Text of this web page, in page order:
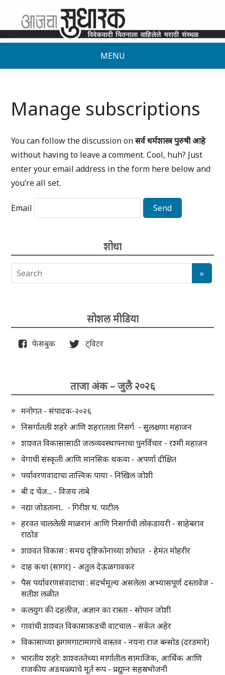
MENU
Manage subscriptions
You can follow the discussion onसर्व धर्मशास्त्र पुरुषी आहे
without having to leave a comment. Cool, huh? Just
enter your email address in the form here below and
you’re all set.
Email
शोधा
सोशल मीडिया
फेसबुक ट्विटर
ताजा अंक – जुलै २०२६
मनोगत - संपादक-२०२६
निसर्गातली शहरे आणि शहरातला निसर्ग - सुलक्षणा महाजन
शाश्वत विकासासाठी जलव्यवस्थापनाचा पुनर्विचार - रश्मी महाजन
वेगाची संस्कृती आणि मानसिक थकवा - अपर्णा दीक्षित
पर्यावरणवादाचा तात्त्विक पाया - निखिल जोशी
बी द चेंज... - विजय तांबे
नद्या जोडताना.. - गिरीश घ. पाटील
हरवत चाललेली माळरानं आणि निसर्गाची लोकडायरी - साहेबराव
राठोड
शाश्वत विकास : समग्र दृष्टिकोनाच्या शोधात - हेमंत मोहरीर
दाह कथा (सागर) - अतुल देऊळगावकर
पैस पर्यावरणसंवादाचा : संदर्भमूल्य असलेला अभ्यासपूर्ण दस्तावेज -
सतीश लळीत
कलयुग की दहलीज, अज्ञान का रास्ता - सोपान जोशी
गावांची शाश्वत विकासाकडची वाटचाल - संकेत अहेर
विकासाच्या झगमगाटामागचे वास्तव - नयना राज बन्सोड (दरडमारे)
भारतीय शहरे: शाश्वततेच्या मार्गातील सामाजिक, आर्थिक आणि
राजकीय अडथळ्यांचे मूर्त रूप - प्रद्युम्न सहस्रभोजनी